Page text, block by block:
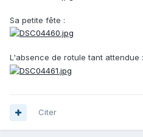
Sa petite fête :
L'absence de rotule tant attendue :
Citer